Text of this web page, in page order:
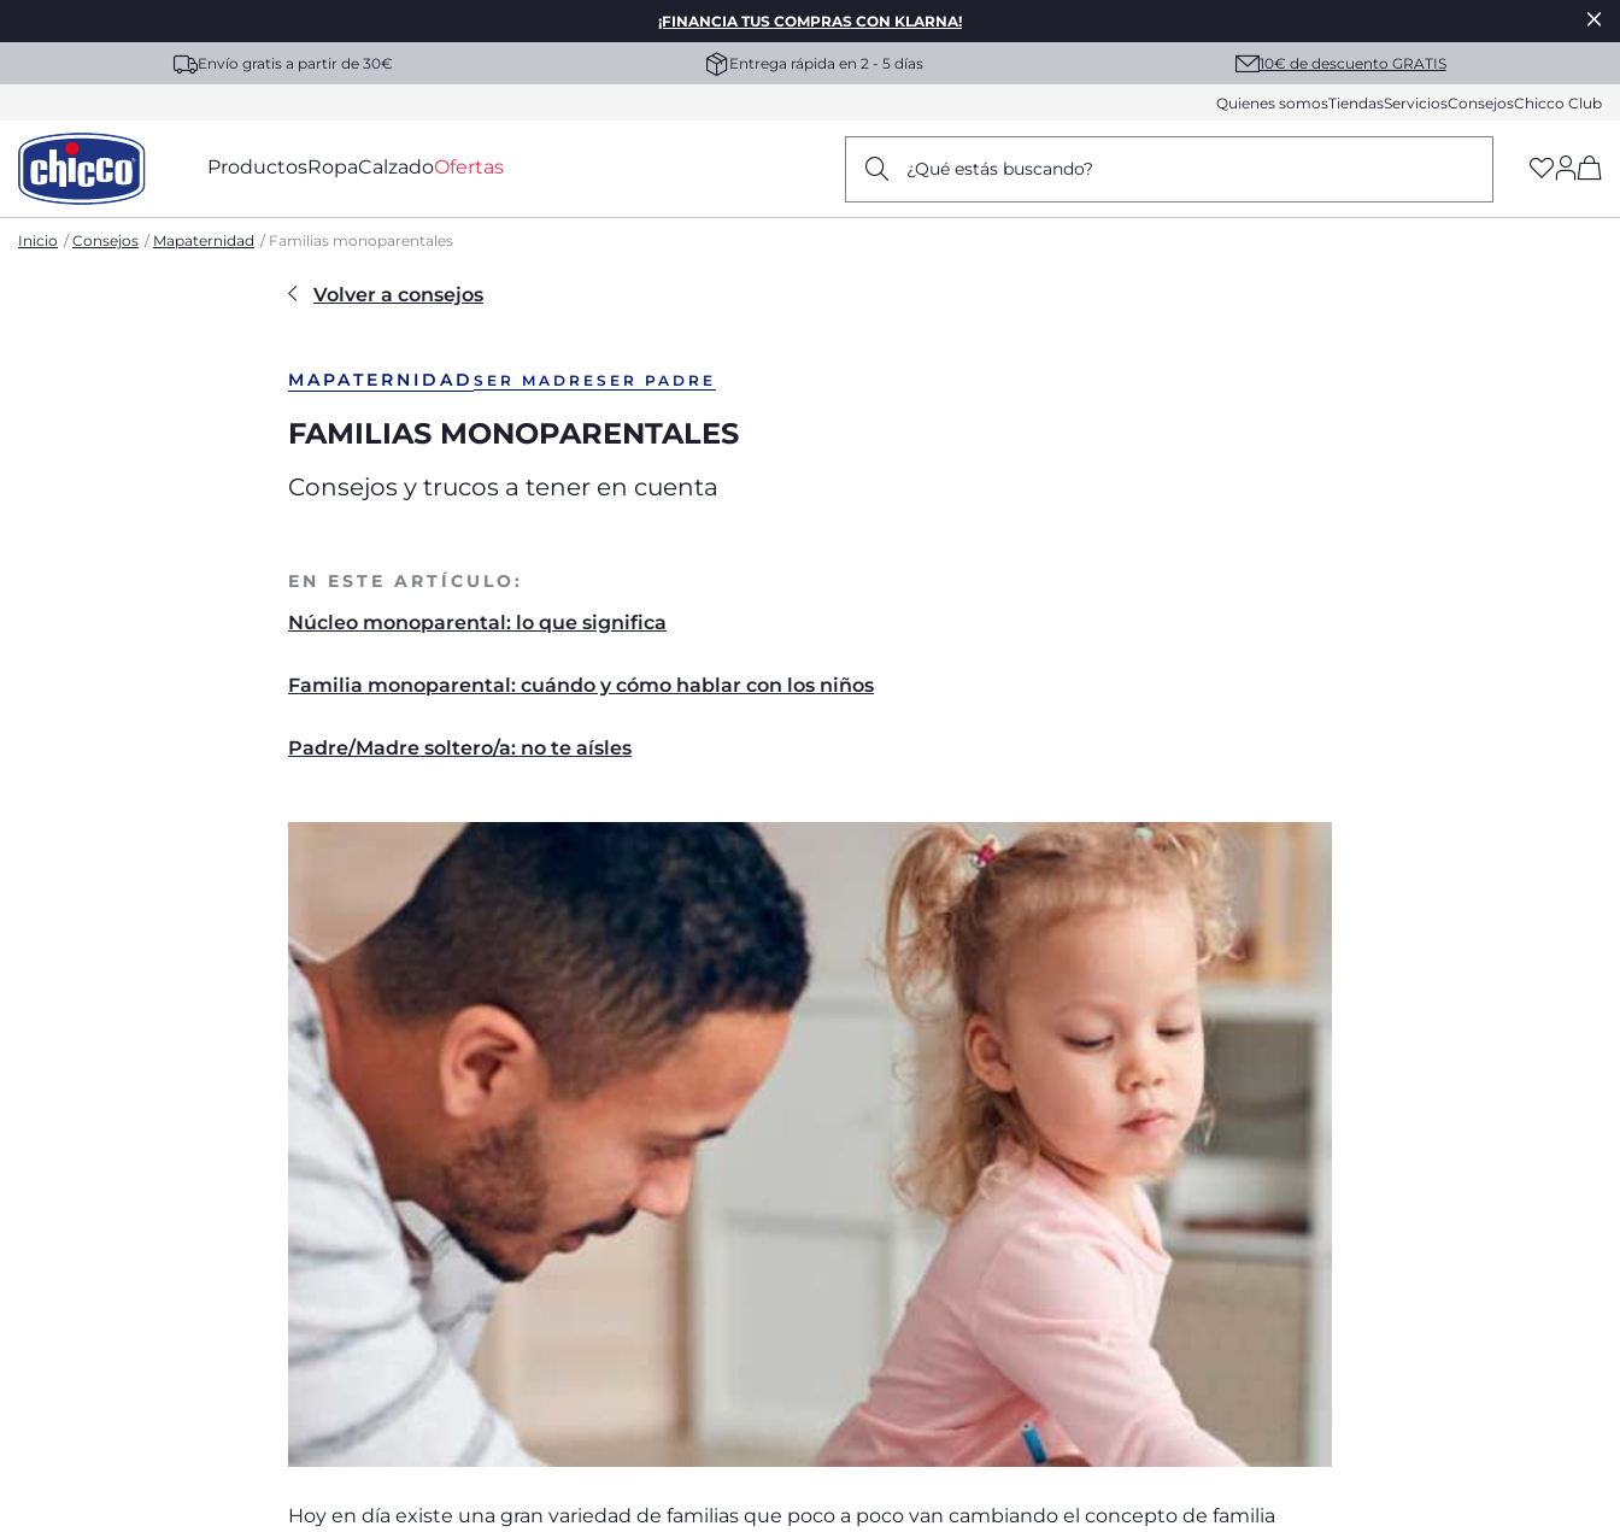
¡FINANCIA TUS COMPRAS CON KLARNA!
Envío gratis a partir de 30€ Entrega rápida en 2 - 5 días 10€ de descuento GRATIS
Quienes somosTiendasServiciosConsejosChicco Club
ProductosRopaCalzadoOfertas ¿Qué estás buscando?
Inicio Consejos Mapaternidad Familias monoparentales
Volver a consejos
MAPATERNIDAD SER MADRE SER PADRE
FAMILIAS MONOPARENTALES
Consejos y trucos a tener en cuenta
EN ESTE ARTÍCULO:
Núcleo monoparental: lo que significa
Familia monoparental: cuándo y cómo hablar con los niños
Padre/Madre soltero/a: no te aísles
Hoy en día existe una gran variedad de familias que poco a poco van cambiando el concepto de familia